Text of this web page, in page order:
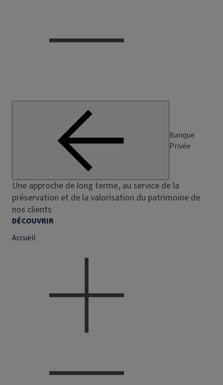
Banque
Privée
Une approche de long terme, au service de la
préservation et de la valorisation du patrimoine de
nos clients
DÉCOUVRIR
Accueil